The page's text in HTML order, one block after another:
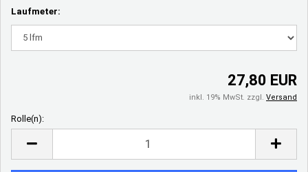
Laufmeter:
27,80 EUR
inkl. 19% MwSt. zzgl. Versand
Rolle(n):